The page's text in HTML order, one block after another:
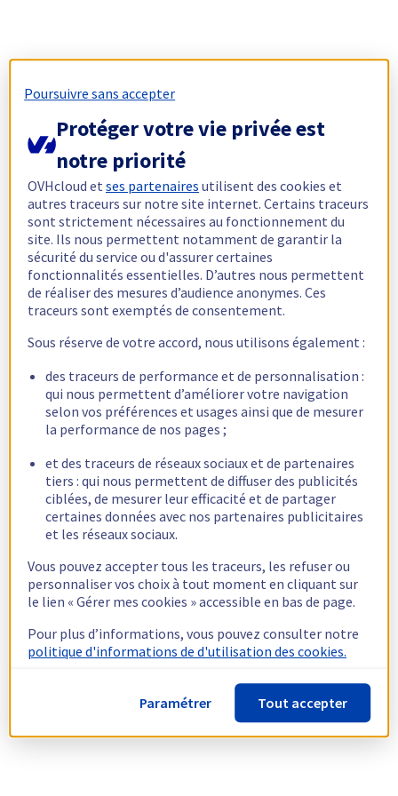
Poursuivre sans accepter
Protéger votre vie privée est
notre priorité
OVHcloud etses partenaires utilisent des cookies et
autres traceurs sur notre site internet. Certains traceurs
sont strictement nécessaires au fonctionnement du
site. Ils nous permettent notamment de garantir la
sécurité du service ou d'assurer certaines
fonctionnalités essentielles. D’autres nous permettent
de réaliser des mesures d’audience anonymes. Ces
traceurs sont exemptés de consentement.
Sous réserve de votre accord, nous utilisons également :
des traceurs de performance et de personnalisation :
qui nous permettent d’améliorer votre navigation
selon vos préférences et usages ainsi que de mesurer
la performance de nos pages ;
et des traceurs de réseaux sociaux et de partenaires
tiers : qui nous permettent de diffuser des publicités
ciblées, de mesurer leur efficacité et de partager
certaines données avec nos partenaires publicitaires
et les réseaux sociaux.
Vous pouvez accepter tous les traceurs, les refuser ou
personnaliser vos choix à tout moment en cliquant sur
le lien « Gérer mes cookies » accessible en bas de page.
Pour plus d’informations, vous pouvez consulter notre
politique d'informations de d'utilisation des cookies.
Paramétrer Tout accepter